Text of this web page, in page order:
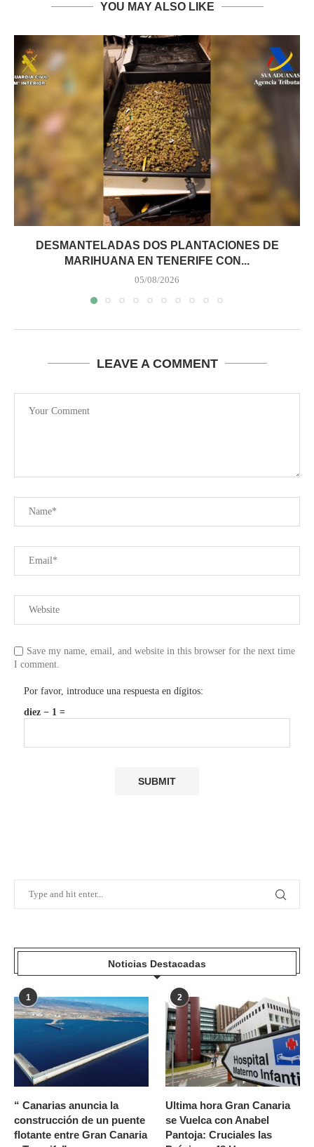
YOU MAY ALSO LIKE
DESMANTELADAS DOS PLANTACIONES DE
MARIHUANA EN TENERIFE CON...
05/08/2026
LEAVE A COMMENT
Save my name, email, and website in this browser for the next time
I comment.
Por favor, introduce una respuesta en dígitos:
diez − 1 =
Noticias Destacadas
1
“ Canarias anuncia la
construcción de un puente
flotante entre Gran Canaria
2
Ultima hora Gran Canaria
se Vuelca con Anabel
Pantoja: Cruciales las